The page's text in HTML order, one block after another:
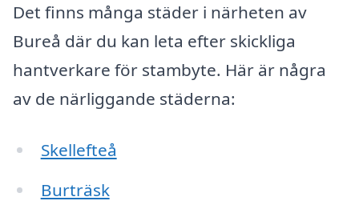
Det finns många städer i närheten av
Bureå där du kan leta efter skickliga
hantverkare för stambyte. Här är några
av de närliggande städerna:
Skellefteå
Burträsk